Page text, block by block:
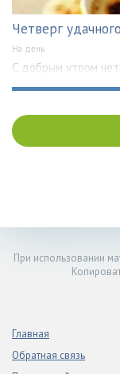
Четверг
На день
С добрым утром
При использовании
Главная
Обратная связь